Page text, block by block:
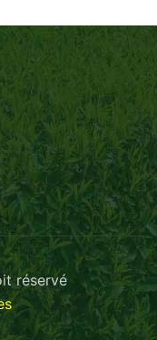
réservé